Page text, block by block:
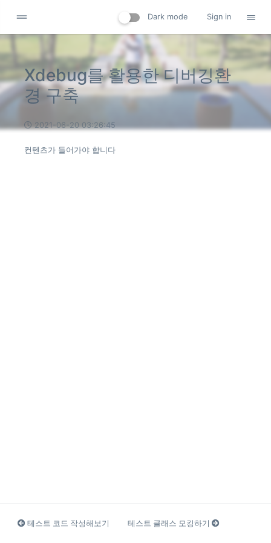
Dark mode Sign in
Xdebug를 활용한 디버깅환
경 구축
2021-06-20 03:26:45
컨텐츠가 들어가야 합니다
테스트 코드 작성해보기 테스트 클래스 모킹하기